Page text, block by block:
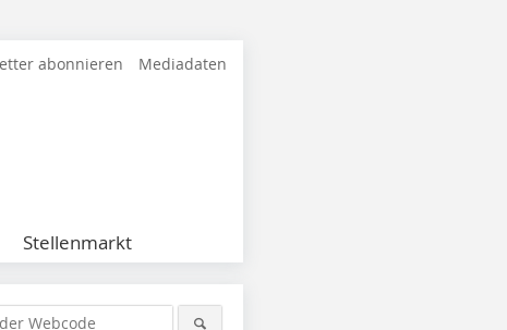
abonnieren Mediadaten
Stellenmarkt